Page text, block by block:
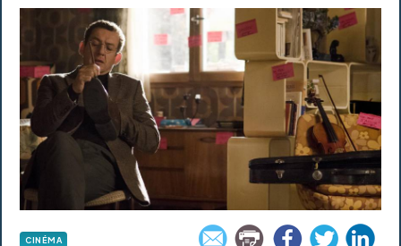
CINÉMA